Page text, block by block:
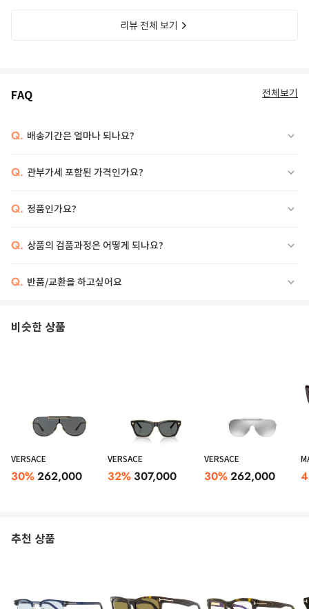
리뷰 전체 보기
FAQ 전체보기
Q. 배송기간은 얼마나 되나요?
Q. 관부가세 포함된 가격인가요?
Q. 정품인가요?
Q. 상품의 검품과정은 어떻게 되나요?
Q. 반품/교환을 하고싶어요
비슷한 상품
VERSACE
30%262,000
VERSACE
32% 307,000
VERSACE
30%262,000
추천 상품